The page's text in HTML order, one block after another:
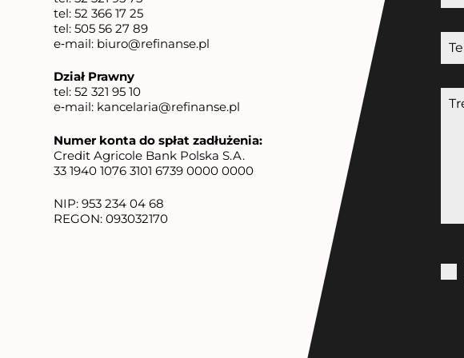
tel:52 366 17 25
tel:505 56 27 89
e‑mail: biuro@refinanse.pl
Dział Prawny
tel:52 321 95 10
e‑mail: kancelaria@refinanse.pl
Numer konta do spłat zadłużenia:
Credit Agricole Bank Polska S.A.
33 1940 1076 3101 6739 0000 0000
NIP: 953 234 04 68
REGON: 093032170